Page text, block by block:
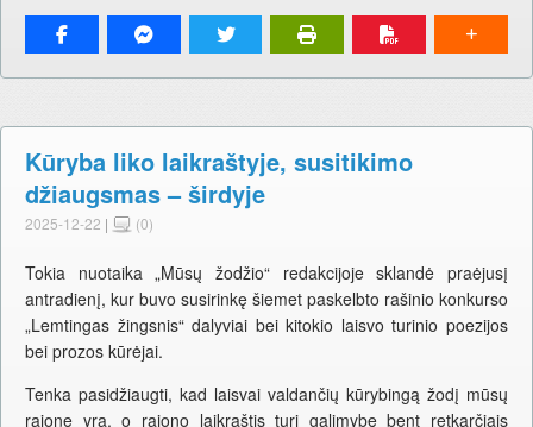
Kūryba liko laikraštyje, susitikimo
džiaugsmas – širdyje
2025-12-22 | (0)
Tokia nuotaika „Mūsų žodžio“ redakcijoje sklandė praėjusį
antradienį, kur buvo susirinkę šiemet paskelbto rašinio konkurso
„Lemtingas žingsnis“ dalyviai bei kitokio laisvo turinio poezijos
bei prozos kūrėjai.
Tenka pasidžiaugti, kad laisvai valdančių kūrybingą žodį mūsų
rajone yra, o rajono laikraštis turi galimybę bent retkarčiais